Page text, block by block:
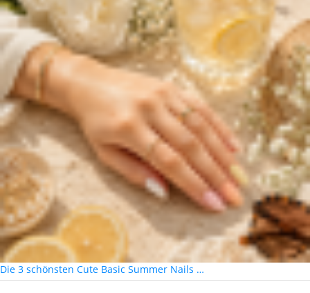
Die 3 schönsten Cute Basic Summer Nails …